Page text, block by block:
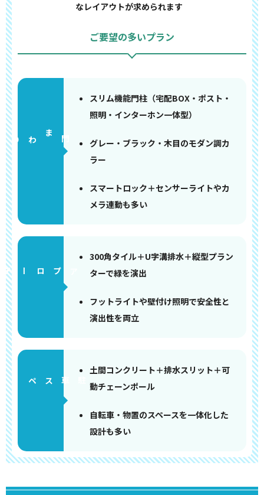
なレイアウトが求められます
ご要望の多いプラン
門まわり
スリム機能門柱（宅配BOX・ポスト・
照明・インターホン一体型）
グレー・ブラック・木目のモダン調カ
ラー
スマートロック＋センサーライトやカ
メラ連動も多い
アプローチ
300角タイル＋U字溝排水＋縦型プラン
ターで緑を演出
フットライトや壁付け照明で安全性と
演出性を両立
土間コンクリート＋排水スリット＋可
動チェーンポール
自転車・物置のスペースを一体化した
設計も多い